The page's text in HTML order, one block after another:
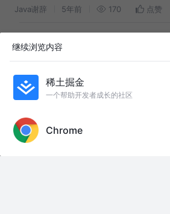
6
Java谢辞 5年前 170 点赞
不使用代理，我是怎么访问Github的
饮东 2年前 13k
友情链接：
继续浏览内容
稀土掘金
一个帮助开发者成长的社区
Chrome